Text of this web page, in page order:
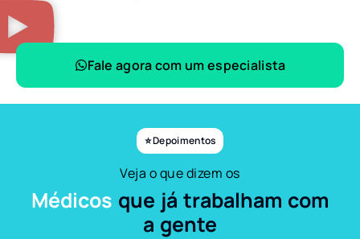
Fale agora com um especialista
⭐ Depoimentos
Veja o que dizem os
Médicos que já trabalham com
a gente